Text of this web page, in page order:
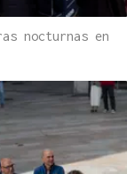
nocturnas en